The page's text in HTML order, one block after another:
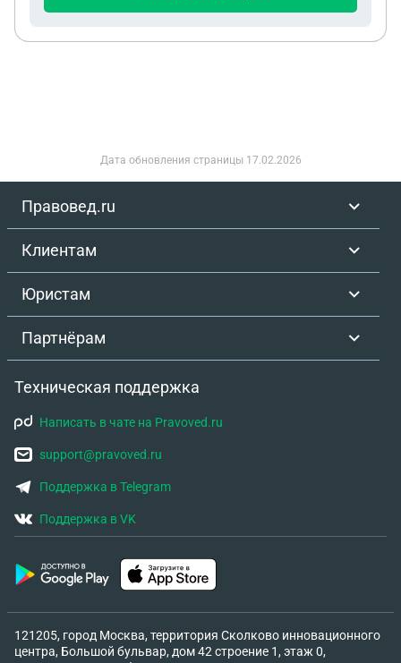
Дата обновления страницы 17.02.2026
Правовед.ru
Клиентам
Юристам
Партнёрам
Техническая поддержка
Написать в чате на Pravoved.ru
support@pravoved.ru
Поддержка в Telegram
Поддержка в VK
121205, город Москва, территория Сколково инновационного
центра, Большой бульвар, дом 42 строение 1, этаж 0,